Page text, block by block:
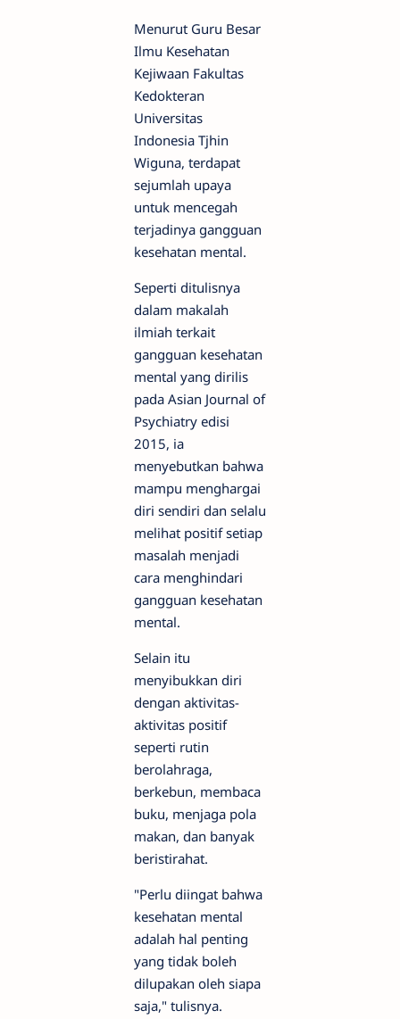
Menurut Guru Besar
Ilmu Kesehatan
Kejiwaan Fakultas
Kedokteran
Universitas
Indonesia Tjhin
Wiguna, terdapat
sejumlah upaya
untuk mencegah
terjadinya gangguan
kesehatan mental.
Seperti ditulisnya
dalam makalah
ilmiah terkait
gangguan kesehatan
mental yang dirilis
pada Asian Journal of
Psychiatry edisi
2015, ia
menyebutkan bahwa
mampu menghargai
diri sendiri dan selalu
melihat positif setiap
masalah menjadi
cara menghindari
gangguan kesehatan
mental.
Selain itu
menyibukkan diri
dengan aktivitas-
aktivitas positif
seperti rutin
berolahraga,
berkebun, membaca
buku, menjaga pola
makan, dan banyak
beristirahat.
"Perlu diingat bahwa
kesehatan mental
adalah hal penting
yang tidak boleh
dilupakan oleh siapa
saja," tulisnya.